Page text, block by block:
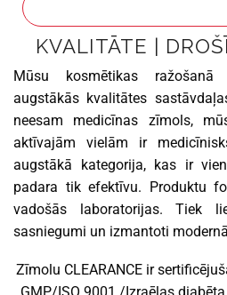
KVALITĀTE |
Mūsu kosmētikas
augstākās kvalitātes
neesam medicīnas zīmols,
aktīvajām vielām ir
augstākā kategorija, kas ir
padara tik efektīvu. Produktu
vadošās laboratorijas. Tiek
sasniegumi un izmantoti
Zīmolu CLEARANCE ir